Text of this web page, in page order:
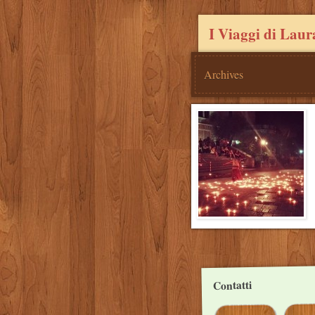
I Viaggi di
Archives
Post
navigation
Contatti